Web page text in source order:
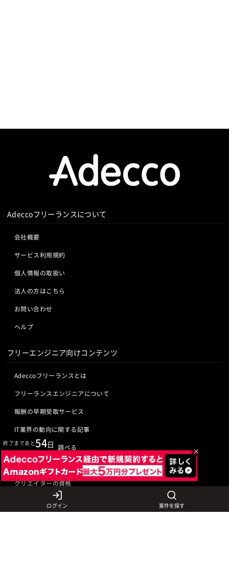
Adeccoフリーランスについて
会社概要
サービス利用規約
個人情報の取扱い
法人の方はこちら
お問い合わせ
ヘルプ
フリーエンジニア向けコンテンツ
Adeccoフリーランスとは
フリーランスエンジニアについて
報酬の早期受取サービス
IT業界の動向に関する記事
IT業界の用語を調べる
ITエンジニアの資格
クリエイターの資格
言語から探す
ログイン 案件を探す
×
終了まであと54日